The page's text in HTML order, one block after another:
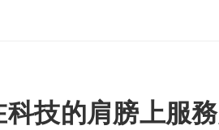
科技的肩膀上服